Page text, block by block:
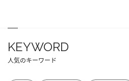
KEYWORD
人気のキーワード